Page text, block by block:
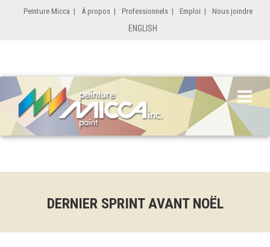
Peinture Micca | À propos | Professionnels | Emploi | Nous joindre
ENGLISH
DERNIER SPRINT AVANT NOËL